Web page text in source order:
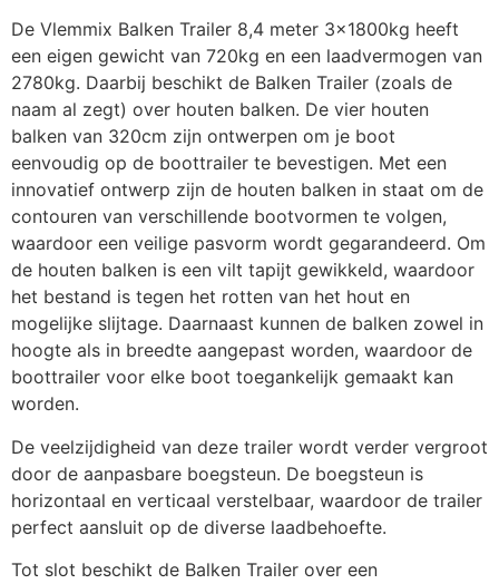
Overdekslot tasmodel €42,35
Reservewielhouder
aanhanger
€36,24
Set breedte
markeringsborden (2x)
€ 108,90
Set wielkeggen met houder €18,15
Spoelsysteem boottrailer
per as
999,99
De Vlemmix Balken Trailer 8,4 meter 3x1800kg heeft
een eigen gewicht van 720kg en een laadvermogen van
2780kg. Daarbij beschikt de Balken Trailer (zoals de
naam al zegt) over houten balken. De vier houten
balken van 320cm zijn ontwerpen om je boot
eenvoudig op de boottrailer te bevestigen. Met een
innovatief ontwerp zijn de houten balken in staat om de
contouren van verschillende bootvormen te volgen,
waardoor een veilige pasvorm wordt gegarandeerd. Om
de houten balken is een vilt tapijt gewikkeld, waardoor
het bestand is tegen het rotten van het hout en
mogelijke slijtage. Daarnaast kunnen de balken zowel in
hoogte als in breedte aangepast worden, waardoor de
boottrailer voor elke boot toegankelijk gemaakt kan
worden.
De veelzijdigheid van deze trailer wordt verder vergroot
door de aanpasbare boegsteun. De boegsteun is
horizontaal en verticaal verstelbaar, waardoor de trailer
perfect aansluit op de diverse laadbehoefte.
Tot slot beschikt de Balken Trailer over een